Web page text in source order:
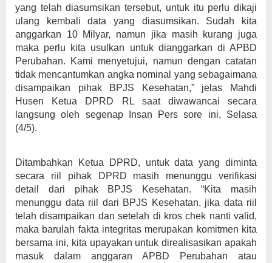
yang telah diasumsikan tersebut, untuk itu perlu dikaji
ulang kembali data yang diasumsikan. Sudah kita
anggarkan 10 Milyar, namun jika masih kurang juga
maka perlu kita usulkan untuk dianggarkan di APBD
Perubahan. Kami menyetujui, namun dengan catatan
tidak mencantumkan angka nominal yang sebagaimana
disampaikan pihak BPJS Kesehatan,” jelas Mahdi
Husen Ketua DPRD RL saat diwawancai secara
langsung oleh segenap Insan Pers sore ini, Selasa
(4/5).
Ditambahkan Ketua DPRD, untuk data yang diminta
secara riil pihak DPRD masih menunggu verifikasi
detail dari pihak BPJS Kesehatan. “Kita masih
menunggu data riil dari BPJS Kesehatan, jika data riil
telah disampaikan dan setelah di kros chek nanti valid,
maka barulah fakta integritas merupakan komitmen kita
bersama ini, kita upayakan untuk direalisasikan apakah
masuk dalam anggaran APBD Perubahan atau